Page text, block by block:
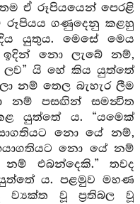
ඒ රූපියයෙන් පෙරළි
රූපියය ගණුදෙනු කළහු
යුතුය. මෙසේ මෙය
ඉදින් නො ලැබේ නම්,
ලව” යි හේ කිය යුත්තේ
නම් තෙල බැහැර ලීම
නම් පසඟින් සමන්‍විත
යුත්තේ ය. “යමෙක්
නො යේ නම්,
නො යේ නම්
එබන්දෙකි.” තවද
ය. පළමුව මහණ
ව්‍යක්ත වූ ප්‍රතිබල වූ